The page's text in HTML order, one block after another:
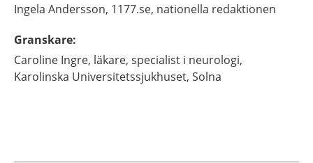
Ingela Andersson, 1177.se, nationella redaktionen
Granskare:
Caroline Ingre, läkare, specialist i neurologi,
Karolinska Universitetssjukhuset, Solna